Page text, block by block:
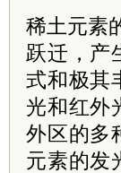
稀土元素
跃迁，产
式和极其
光和红外
外区的多
元素的发